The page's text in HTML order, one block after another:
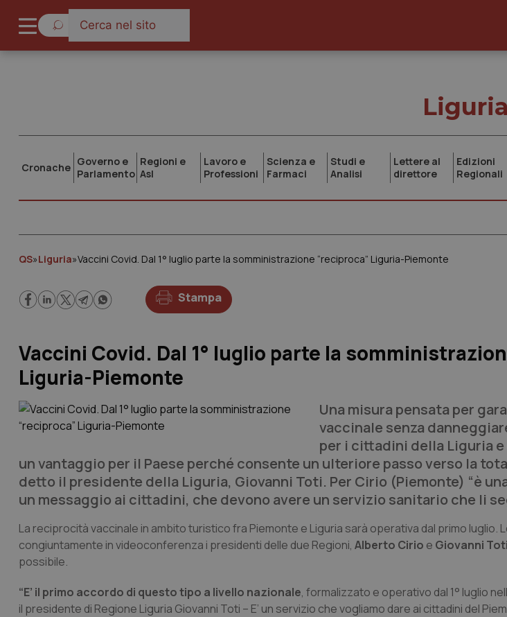
Liguria
Cronache Governo e
Parlamento
Regioni e
Asl
Lavoro e
Professioni
Scienza e
Farmaci
Studi e
Analisi
Lettere al
direttore
Edizioni
Regionali
QS»Liguria»Vaccini Covid. Dal 1° luglio parte la somministrazione “reciproca” Liguria-Piemonte
Stampa
Vaccini Covid. Dal 1° luglio parte la
Liguria-Piemonte
Una misura pensata per
vaccinale senza
per i cittadini della Liguria e
un vantaggio per il Paese perché consente un ulteriore passo verso la
detto il presidente della Liguria, Giovanni Toti. Per Cirio (Piemonte) “è
un messaggio ai cittadini, che devono avere un servizio sanitario che li
La reciprocità vaccinale in ambito turistico fra Piemonte e Liguria sarà operativa dal primo luglio.
congiuntamente in videoconferenza i presidenti delle due Regioni, Alberto Cirio e Giovanni
possibile.
“E’ il primo accordo di questo tipo a livello nazionale, formalizzato e operativo dal 1° luglio
il presidente di Regione Liguria Giovanni Toti – E’ un servizio che vogliamo dare ai cittadini del